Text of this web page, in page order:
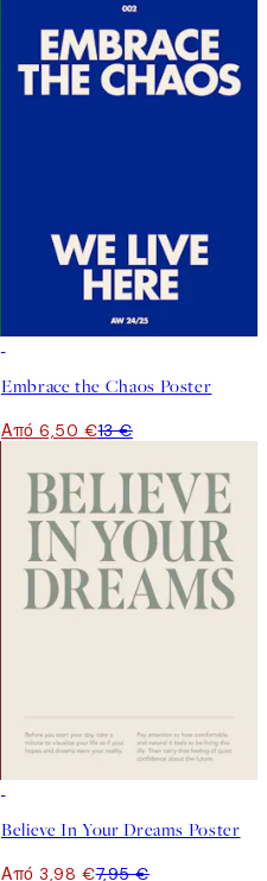
Embrace the Chaos Poster
Από 6,50 €13 €
Believe In Your Dreams Poster
Από 3,98 €7,95 €